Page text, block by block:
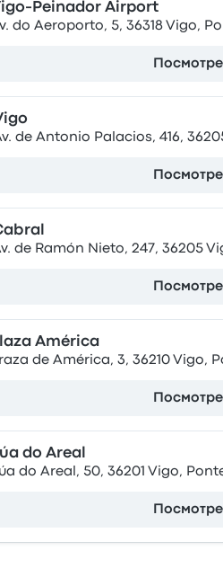
Peinador Airport
do Aeroporto, 5, 36318 Vigo,
de Antonio Palacios, 416,
de Ramón Nieto, 247, 36205
América
de América, 3, 36210 Vigo,
do Areal
do Areal, 50, 36201 Vigo,